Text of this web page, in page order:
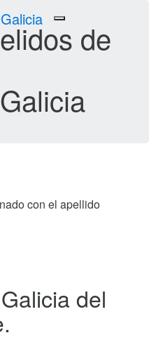
Toggle
navigation
con el apellido
del